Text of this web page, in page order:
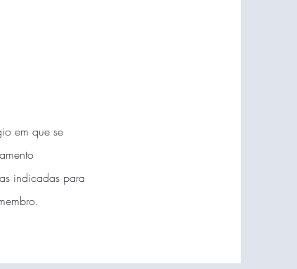
em que se
indicadas para